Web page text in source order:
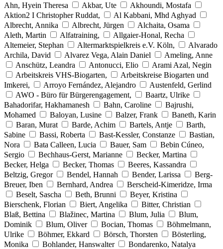
Ahn, Hyein Theresa
Akbar, Ute
Akhoundi, Mostafa
Aktion2 I Christopher Ruddat,
Al Kabbani, Mhd Aghyad
Albrecht, Annika
Albrecht, Jürgen
Alchaita, Osama
Aleth, Martin
Alfatraining,
Allgaier-Honal, Recha
Altemeier, Stephan
Altermarktspielkreis e.V. Köln,
Alvarado
Archila, David
Alvarez Vega, Alain Daniel
Ameling, Anne
Anschütz, Leandra
Antonucci, Elio
Arami Azal, Negin
Arbeitskreis VHS-Biogarten,
Arbeitskreise Biogarten und
Imkerei,
Arroyo Fernández, Alejandro
Austenfeld, Gerlind
AWO - Büro für Bürgerengagement,
Baartz, Ulrike
Bahadorifar, Hakhamanesh
Bahn, Caroline
Bajrushi,
Mohamed
Baloyan, Lusine Balzer, Frank
Baneth, Karin
Baran, Murat
Barde, Achim Bartels, Antje
Barth,
Sabine
Bassi, Roberta Bast-Kessler, Constanze
Bastian,
Nora
Bata Calleen, Lucia Bauer, Sam
Bebin Cúneo,
Sergio
Bechhaus-Gerst, Marianne
Becker, Martina
Becker, Helga
Becker, Thomas
Beeres, Kassandra
Beltzig, Gregor
Bendel, Hannah Bender, Larissa
Berg-
Breuer, Iben
Bernhard, Andrea
Berscheid-Kimeridze, Irma
Beselt, Sascha
Beth, Brunni
Beyer, Kristina
Bierschenk, Florian
Biert, Angelika
Bitter, Christian
Blaß, Bettina
Blažinec, Martina Blum, Julia
Blum,
Dominik
Blum, Oliver Bocian, Thomas
Böhmelmann,
Ulrike
Böhmer, Ekkard Börsch, Thorsten
Bösterling,
Monika
Bohlander, Hanswalter
Bondarenko, Natalya